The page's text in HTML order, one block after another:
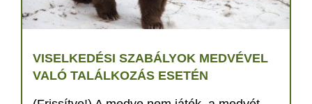
VISELKEDÉSI SZABÁLYOK MEDVÉVEL
VALÓ TALÁLKOZÁS ESETÉN